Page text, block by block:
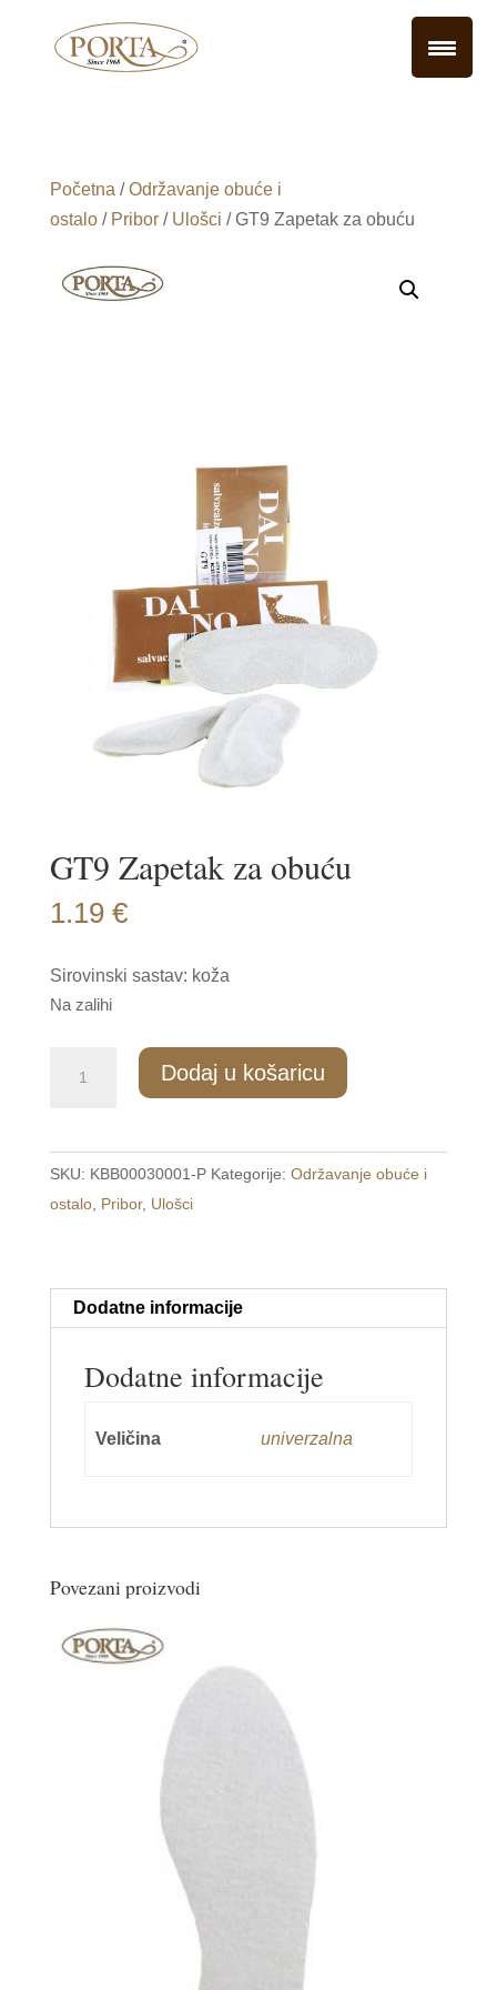
Početna /Održavanje obuće i
ostalo/ Pribor/ Ulošci / GT9 Zapetak za obuću
GT9 Zapetak za obuću
1.19 €
Sirovinski sastav: koža
Na zalihi
obuću
količina
Dodaj u košaricu
SKU: KBB00030001-P Kategorije: Održavanje obuće i
ostalo, Pribor, Ulošci
Dodatne informacije
Dodatne informacije
Veličina univerzalna
Povezani proizvodi